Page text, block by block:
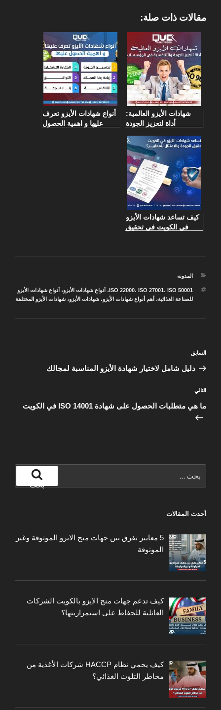
مقالات ذات صلة:
شهادات الأيزو العالمية:
أداة لتعزيز الجودة
أنواع شهادات الأيزو تعرف
عليها و اهمية الحصول
كيف تساعد شهادات الأيزو
في الكويت في تحقيق
التصنيفات
المدونه
الوسوم ISO 22000، ISO 27001 ، ISO 50001 ، أنواع شهادات الأيزو، أنواع شهادات الأيزو
للصناعة الغذائية، أهم أنواع شهادات الأيزو،شهادات الأيزو،شهادات الأيزو المختلفة
المقالة
السابقة
السابق
دليل شامل لاختيار شهادة الأيزو المناسبة لمجالك
المقالة
التالية
التالي
ما هي متطلبات الحصول على شهادة ISO 14001 في الكويت
عن:
بحث
أحدث المقالات
5 معايير تفرق بين جهات منح الايزو الموثوقة وغير
الموثوقة
كيف تدعم جهات منح الايزو بالكويت الشركات
العائلية للحفاظ على استمراريتها؟
كيف يحمي نظام HACCP شركات الأغذية من
مخاطر التلوث الغذائي؟